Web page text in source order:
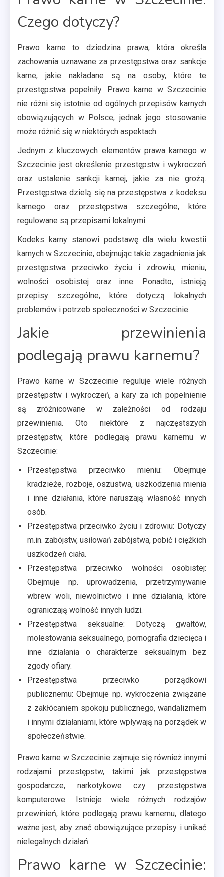
Czego dotyczy?
Prawo karne to dziedzina prawa, która określa
zachowania uznawane za przestępstwa oraz sankcje
karne, jakie nakładane są na osoby, które te
przestępstwa popełniły. Prawo karne w Szczecinie
nie różni się istotnie od ogólnych przepisów karnych
obowiązujących w Polsce, jednak jego stosowanie
może różnić się w niektórych aspektach.
Jednym z kluczowych elementów prawa karnego w
Szczecinie jest określenie przestępstw i wykroczeń
oraz ustalenie sankcji karnej, jakie za nie grożą.
Przestępstwa dzielą się na przestępstwa z kodeksu
karnego oraz przestępstwa szczególne, które
regulowane są przepisami lokalnymi.
Kodeks karny stanowi podstawę dla wielu kwestii
karnych w Szczecinie, obejmując takie zagadnienia jak
przestępstwa przeciwko życiu i zdrowiu, mieniu,
wolności osobistej oraz inne. Ponadto, istnieją
przepisy szczególne, które dotyczą lokalnych
problemów i potrzeb społeczności w Szczecinie.
Jakie przewinienia
podlegają prawu karnemu?
Prawo karne w Szczecinie reguluje wiele różnych
przestępstw i wykroczeń, a kary za ich popełnienie
są zróżnicowane w zależności od rodzaju
przewinienia. Oto niektóre z najczęstszych
przestępstw, które podlegają prawu karnemu w
Szczecinie:
Przestępstwa przeciwko mieniu: Obejmuje
kradzieże, rozboje, oszustwa, uszkodzenia mienia
i inne działania, które naruszają własność innych
osób.
Przestępstwa przeciwko życiu i zdrowiu: Dotyczy
m.in. zabójstw, usiłowań zabójstwa, pobić i ciężkich
uszkodzeń ciała.
Przestępstwa przeciwko wolności osobistej:
Obejmuje np. uprowadzenia, przetrzymywanie
wbrew woli, niewolnictwo i inne działania, które
ograniczają wolność innych ludzi.
Przestępstwa seksualne: Dotyczą gwałtów,
molestowania seksualnego, pornografia dziecięca i
inne działania o charakterze seksualnym bez
zgody ofiary.
Przestępstwa przeciwko porządkowi
publicznemu: Obejmuje np. wykroczenia związane
z zakłócaniem spokoju publicznego, wandalizmem
i innymi działaniami, które wpływają na porządek w
społeczeństwie.
Prawo karne w Szczecinie zajmuje się również innymi
rodzajami przestępstw, takimi jak przestępstwa
gospodarcze, narkotykowe czy przestępstwa
komputerowe. Istnieje wiele różnych rodzajów
przewinień, które podlegają prawu karnemu, dlatego
ważne jest, aby znać obowiązujące przepisy i unikać
nielegalnych działań.
Prawo karne w Szczecinie: